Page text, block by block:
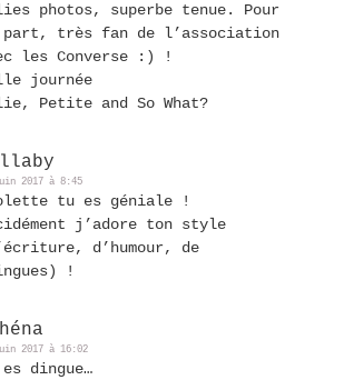
photos, superbe tenue. Pour
part, très fan de l’association
les Converse :) !
journée
Petite and So What?
2017 à 8:45
tu es géniale !
j’adore ton style
d’humour, de
!
2017 à 16:02
dingue…